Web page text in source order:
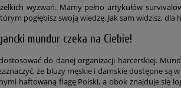
wyzwań. Mamy pełno artykułów
pogłębisz swoją wiedzę. Jak sam widzisz,
mundur czeka na Ciebie!
do danej organizacji harcerskiej.
że bluzy męskie i damskie dostępne
haftowaną flagę Polski, a obok znajduje się